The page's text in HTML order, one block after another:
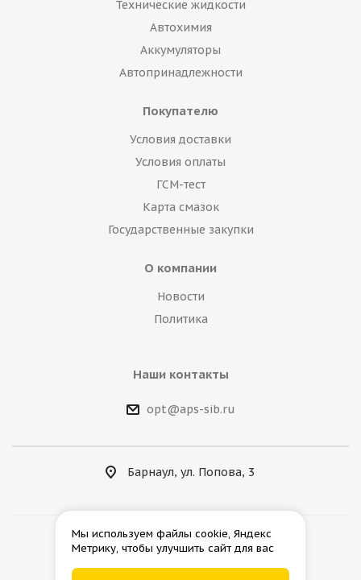
Технические жидкости
Автохимия
Аккумуляторы
Автопринадлежности
Покупателю
Условия доставки
Условия оплаты
ГСМ-тест
Карта смазок
Государственные закупки
О компании
Новости
Политика
Наши контакты
opt@aps-sib.ru
Барнаул, ул. Попова, 3
2026 © АгроПромСнаб
Мы используем файлы cookie, Яндекс
Метрику, чтобы улучшить сайт для вас